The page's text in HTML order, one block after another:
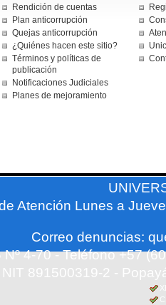
Rendición de cuentas
Plan anticorrupción
Quejas anticorrupción
¿Quiénes hacen este sitio?
Términos y políticas de
publicación
Notificaciones Judiciales
Planes de mejoramiento
Atención Lunes a
Correo denuncias:
Nº 4-70 - Teléfono +57
NIT 891500319-2 -